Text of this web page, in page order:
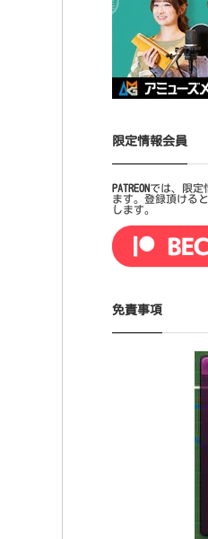
限定情報会員
PATREONでは、限定
ます。登録頂ける
します。
免責事項